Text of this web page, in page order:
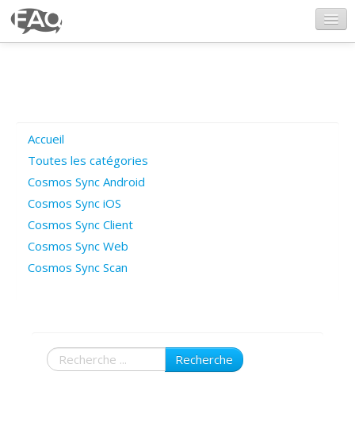
Poser une question
Questions ouvertes
Connexion
Accueil
Toutes les catégories
Cosmos Sync Android
Cosmos Sync iOS
Cosmos Sync Client
Cosmos Sync Web
Cosmos Sync Scan
Recherche